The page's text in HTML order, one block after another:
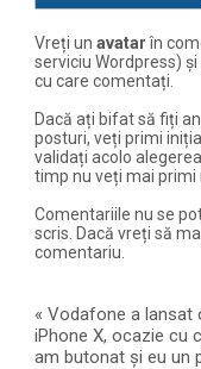
Vreți unavatarîn
serviciu Wordpress)
cu care comentați.
Dacă ați bifat să fiți
posturi, veți primi
validați acolo
timp nu veți mai primi
Comentariile nu se
scris. Dacă vreți să
comentariu.
«Vodafone a lansat
iPhone X, ocazie cu
am butonat și eu un